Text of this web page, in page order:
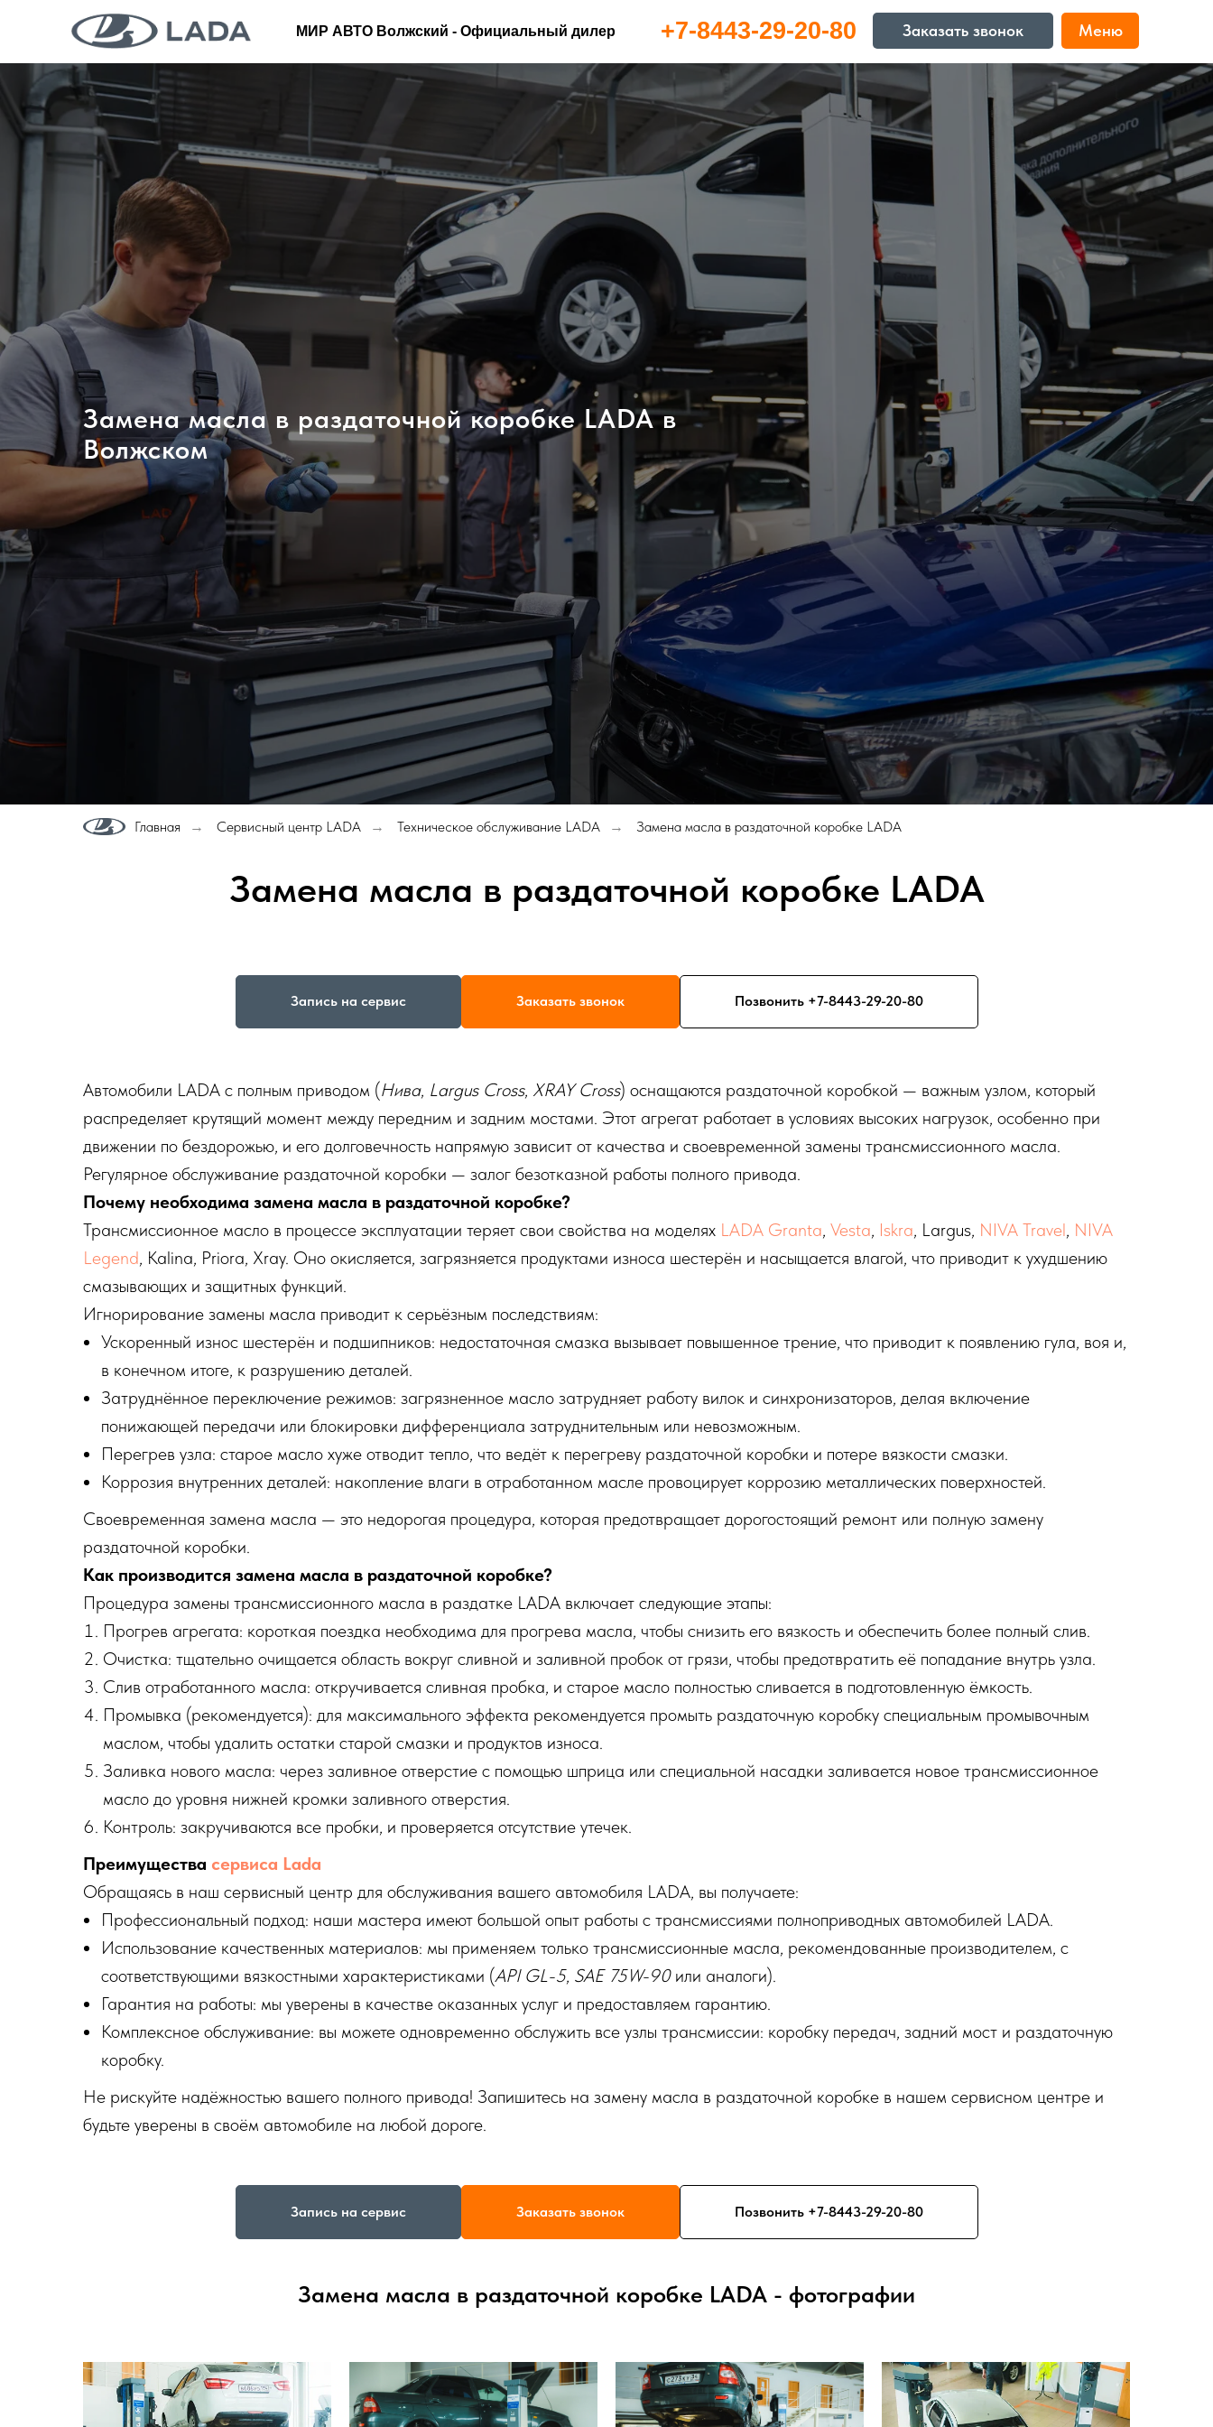
МИР АВТО Волжский - Официальный дилер +7-8443-29-20-80 Заказать звонок Меню
Замена масла в раздаточной коробке LADA в
Волжском
Главная → Сервисный центр LADA → Техническое обслуживание LADA → Замена масла в раздаточной коробке LADA
Замена масла в раздаточной коробке LADA
Запись на сервис Заказать звонок Позвонить +7-8443-29-20-80
Автомобили LADA с полным приводом (Нива, Largus Cross, XRAY Cross) оснащаются раздаточной коробкой — важным узлом, который
распределяет крутящий момент между передним и задним мостами. Этот агрегат работает в условиях высоких нагрузок, особенно при
движении по бездорожью, и его долговечность напрямую зависит от качества и своевременной замены трансмиссионного масла.
Регулярное обслуживание раздаточной коробки — залог безотказной работы полного привода.
Почему необходима замена масла в раздаточной коробке?
Трансмиссионное масло в процессе эксплуатации теряет свои свойства на моделях LADA Granta, Vesta, Iskra, Largus, NIVA Travel, NIVA
Legend, Kalina, Priora, Xray. Оно окисляется, загрязняется продуктами износа шестерён и насыщается влагой, что приводит к ухудшению
смазывающих и защитных функций.
Игнорирование замены масла приводит к серьёзным последствиям:
Ускоренный износ шестерён и подшипников: недостаточная смазка вызывает повышенное трение, что приводит к появлению гула, воя и,
в конечном итоге, к разрушению деталей.
Затруднённое переключение режимов: загрязненное масло затрудняет работу вилок и синхронизаторов, делая включение
понижающей передачи или блокировки дифференциала затруднительным или невозможным.
Перегрев узла: старое масло хуже отводит тепло, что ведёт к перегреву раздаточной коробки и потере вязкости смазки.
Коррозия внутренних деталей: накопление влаги в отработанном масле провоцирует коррозию металлических поверхностей.
Своевременная замена масла — это недорогая процедура, которая предотвращает дорогостоящий ремонт или полную замену
раздаточной коробки.
Как производится замена масла в раздаточной коробке?
Процедура замены трансмиссионного масла в раздатке LADA включает следующие этапы:
Прогрев агрегата: короткая поездка необходима для прогрева масла, чтобы снизить его вязкость и обеспечить более полный слив.
Очистка: тщательно очищается область вокруг сливной и заливной пробок от грязи, чтобы предотвратить её попадание внутрь узла.
Слив отработанного масла: откручивается сливная пробка, и старое масло полностью сливается в подготовленную ёмкость.
Промывка (рекомендуется): для максимального эффекта рекомендуется промыть раздаточную коробку специальным промывочным
маслом, чтобы удалить остатки старой смазки и продуктов износа.
Заливка нового масла: через заливное отверстие с помощью шприца или специальной насадки заливается новое трансмиссионное
масло до уровня нижней кромки заливного отверстия.
Контроль: закручиваются все пробки, и проверяется отсутствие утечек.
Преимущества сервиса Lada
Обращаясь в наш сервисный центр для обслуживания вашего автомобиля LADA, вы получаете:
Профессиональный подход: наши мастера имеют большой опыт работы с трансмиссиями полноприводных автомобилей LADA.
Использование качественных материалов: мы применяем только трансмиссионные масла, рекомендованные производителем, с
соответствующими вязкостными характеристиками (API GL-5, SAE 75W-90или аналоги).
Гарантия на работы: мы уверены в качестве оказанных услуг и предоставляем гарантию.
Комплексное обслуживание: вы можете одновременно обслужить все узлы трансмиссии: коробку передач, задний мост и раздаточную
коробку.
Не рискуйте надёжностью вашего полного привода! Запишитесь на замену масла в раздаточной коробке в нашем сервисном центре и
будьте уверены в своём автомобиле на любой дороге.
Запись на сервис Заказать звонок Позвонить +7-8443-29-20-80
Замена масла в раздаточной коробке LADA - фотографии